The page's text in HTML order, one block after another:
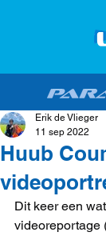
Huub
Erik de Vlieger
11 sep 2022
Dit keer een
videoreportage